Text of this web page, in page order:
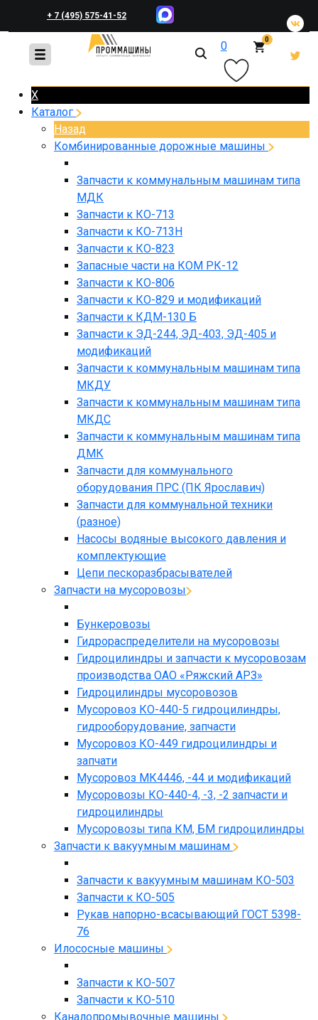
+ 7 (495) 575-41-52
+ 7 (495) 648-45-83 0 0
X
Каталог
Назад
Комбинированные дорожные машины
Запчасти к коммунальным машинам типа
МДК
Запчасти к КО-713
Запчасти к КО-713Н
Запчасти к КО-823
Запасные части на КОМ РК-12
Запчасти к КО-806
Запчасти к КО-829 и модификаций
Запчасти к КДМ-130 Б
Запчасти к ЭД-244, ЭД-403, ЭД-405 и
модификаций
Запчасти к коммунальным машинам типа
МКДУ
Запчасти к коммунальным машинам типа
МКДС
Запчасти к коммунальным машинам типа
ДМК
Запчасти для коммунального
оборудования ПРС (ПК Ярославич)
Запчасти для коммунальной техники
(разное)
Насосы водяные высокого давления и
комплектующие
Цепи пескоразбрасывателей
Запчасти на мусоровозы
Бункеровозы
Гидрораспределители на мусоровозы
Гидроцилиндры и запчасти к мусоровозам
производства ОАО «Ряжский АРЗ»
Гидроцилиндры мусоровозов
Мусоровоз КО-440-5 гидроцилиндры,
гидрооборудование, запчасти
Мусоровоз КО-449 гидроцилиндры и
запчати
Мусоровоз МК4446, -44 и модификаций
Мусоровозы КО-440-4, -3, -2 запчасти и
гидроцилиндры
Мусоровозы типа КМ, БМ гидроцилиндры
Запчасти к вакуумным машинам
Запчасти к вакуумным машинам КО-503
Запчасти к КО-505
Рукав напорно-всасывающий ГОСТ 5398-
76
Илососные машины
Запчасти к КО-507
Запчасти к КО-510
Каналопромывочные машины